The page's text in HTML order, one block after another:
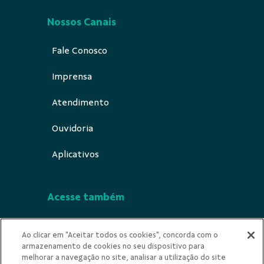
Nossos Canais
Fale Conosco
Imprensa
Atendimento
Ouvidoria
Aplicativos
Acesse também
Privacidade
Ao clicar em "Aceitar todos os cookies", concorda com o
armazenamento de cookies no seu dispositivo para
melhorar a navegação no site, analisar a utilização do site